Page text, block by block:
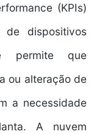
(KPIs)
dispositivos
permite que
ou alteração de
a necessidade
A nuvem